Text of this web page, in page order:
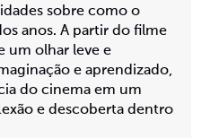
sobre como o
anos. A partir do filme
um olhar leve e
e aprendizado,
do cinema em um
e descoberta dentro